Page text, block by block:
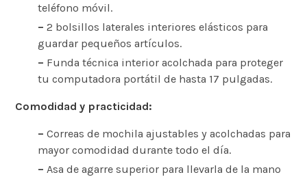
teléfono móvil.
– 2 bolsillos laterales interiores elásticos para
guardar pequeños artículos.
– Funda técnica interior acolchada para proteger
tu computadora portátil de hasta 17 pulgadas.
Comodidad y practicidad:
– Correas de mochila ajustables y acolchadas para
mayor comodidad durante todo el día.
– Asa de agarre superior para llevarla de la mano